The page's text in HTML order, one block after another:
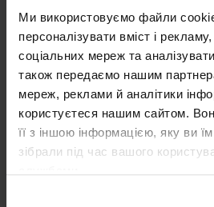
Ми використовуємо файли
персоналізувати вміст і
соціальних мереж та
також передаємо нашим
мереж, реклами й аналітики
користуєтеся нашим сайтом.
її з іншою інформацією, яку ви
зібрали під час вашого
R145XC | Compact